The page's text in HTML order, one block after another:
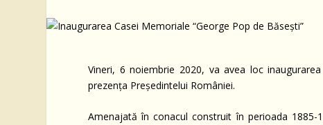
Vineri, 6 noiembrie 2020, va avea loc
prezența Președintelui României.
Amenajată în conacul construit în perioada